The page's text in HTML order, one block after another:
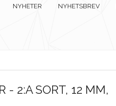
NYHETER NYHETSBREV
- 2:A SORT, 12 MM,